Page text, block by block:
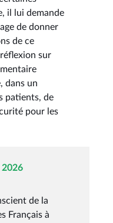
il lui demande
de donner
de ce
sur
dans un
patients, de
pour les
2026
de la
Français à